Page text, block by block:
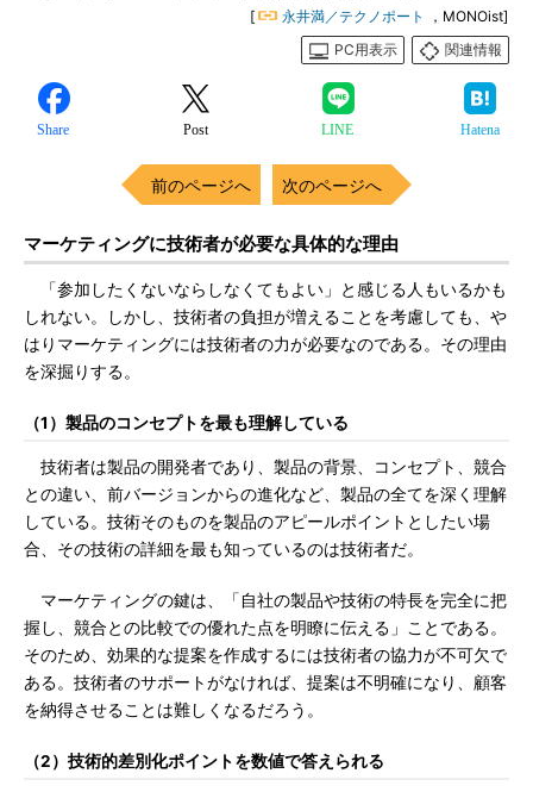
[ 永井満／テクノポート
，MONOist]
PC用表示
関連情報
Share Post LINE Hatena
前のページへ 次のページへ
マーケティングに技術者が必要な具体的な理由
「参加したくないならしなくてもよい」と感じる人もいるかも
しれない。しかし、技術者の負担が増えることを考慮しても、や
はりマーケティングには技術者の力が必要なのである。その理由
を深掘りする。
（1）製品のコンセプトを最も理解している
技術者は製品の開発者であり、製品の背景、コンセプト、競合
との違い、前バージョンからの進化など、製品の全てを深く理解
している。技術そのものを製品のアピールポイントとしたい場
合、その技術の詳細を最も知っているのは技術者だ。
マーケティングの鍵は、「自社の製品や技術の特長を完全に把
握し、競合との比較での優れた点を明瞭に伝える」ことである。
そのため、効果的な提案を作成するには技術者の協力が不可欠で
ある。技術者のサポートがなければ、提案は不明確になり、顧客
を納得させることは難しくなるだろう。
（2）技術的差別化ポイントを数値で答えられる